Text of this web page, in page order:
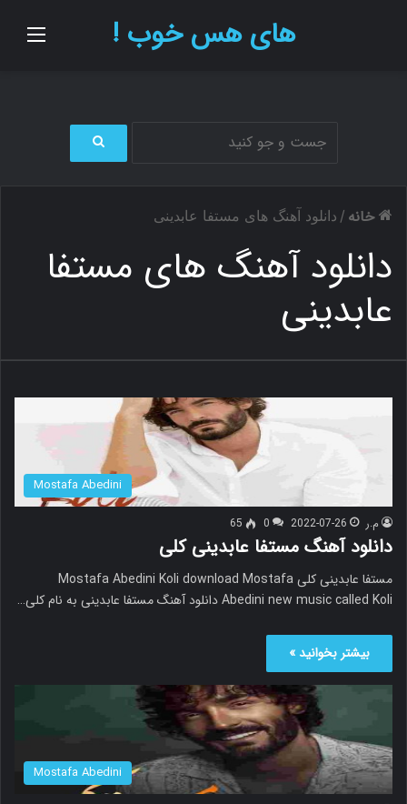
های هس خوب !
ج
ر
خانه / دانلود آهنگ های مستفا عابدینی
دانلود آهنگ های مستفا
عابدینی
Mostafa Abedini
م.ر 2022-07-26
0
65
دانلود آهنگ مستفا عابدینی کلی
مستفا عابدینی کلی Mostafa Abedini Koli download Mostafa
Abedini new music called Koli دانلود آهنگ مستفا عابدینی به نام کلی…
بیشتر بخوانید »
Mostafa Abedini